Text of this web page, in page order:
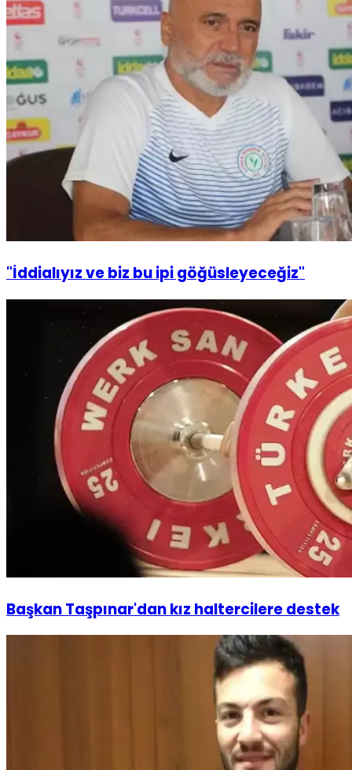
"İddialıyız ve biz bu ipi göğüsleyeceğiz"
Başkan Taşpınar'dan kız haltercilere destek